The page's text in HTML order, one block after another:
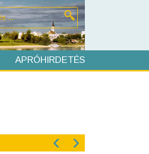
APRÓHIRDETÉS
‹ ›